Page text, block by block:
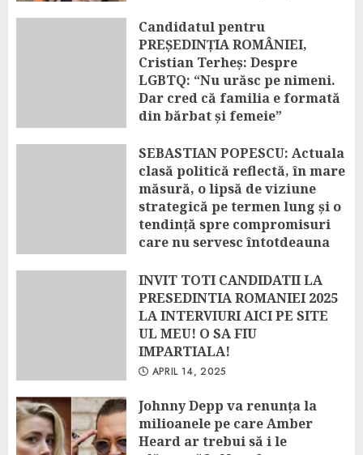
vizelor românilor spre SUA
este o decizie temporară!”
APRIL 25, 2025
Candidatul pentru
PREȘEDINȚIA ROMÂNIEI,
Cristian Terheș: Despre
LGBTQ: “Nu urăsc pe nimeni.
Dar cred că familia e formată
din bărbat și femeie”
SEBASTIAN POPESCU: Actuala
clasă politică reflectă, în mare
măsură, o lipsă de viziune
strategică pe termen lung și o
tendință spre compromisuri
care nu servesc întotdeauna
APRIL 14, 2025
INVIT TOTI CANDIDATII LA
PRESEDINTIA ROMANIEI 2025
LA INTERVIURI AICI PE SITE
UL MEU! O SA FIU
IMPARTIALA!
APRIL 14, 2025
Johnny Depp va renunța la
milioanele pe care Amber
Heard ar trebui să i le